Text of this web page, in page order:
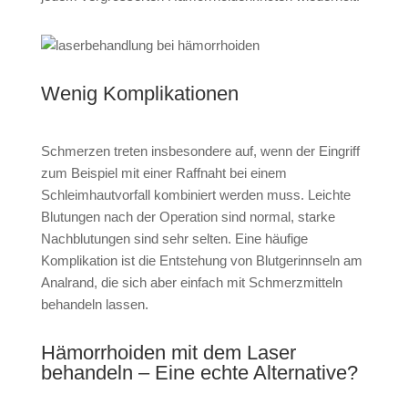
Wenig Komplikationen
Schmerzen treten insbesondere auf, wenn der Eingriff
zum Beispiel mit einer Raffnaht bei einem
Schleimhautvorfall kombiniert werden muss. Leichte
Blutungen nach der Operation sind normal, starke
Nachblutungen sind sehr selten. Eine häufige
Komplikation ist die Entstehung von Blutgerinnseln am
Analrand, die sich aber einfach mit Schmerzmitteln
behandeln lassen.
Hämorrhoiden mit dem Laser
behandeln – Eine echte Alternative?